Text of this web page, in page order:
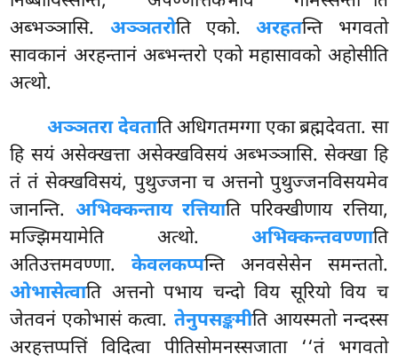
अब्भञ्ञासि. अञ्ञतरोति एको.अरहतन्ति भगवतो
सावकानं अरहन्तानं अब्भन्तरो एको महासावको अहोसीति
अत्थो.
अञ्ञतरा देवताति अधिगतमग्गा एका ब्रह्मदेवता. सा
हि सयं असेक्खत्ता असेक्खविसयं अब्भञ्ञासि. सेक्खा हि
तं तं सेक्खविसयं, पुथुज्जना च अत्तनो पुथुज्जनविसयमेव
जानन्ति. अभिक्कन्ताय रत्तियाति परिक्खीणाय रत्तिया,
मज्झिमयामेति अत्थो. अभिक्कन्तवण्णाति
अतिउत्तमवण्णा.केवलकप्पन्ति अनवसेसेन समन्ततो.
ओभासेत्वाति अत्तनो पभाय चन्दो विय सूरियो विय च
जेतवनं एकोभासं कत्वा. तेनुपसङ्कमीति आयस्मतो नन्दस्स
अरहत्तप्पत्तिं विदित्वा पीतिसोमनस्सजाता ‘‘तं भगवतो